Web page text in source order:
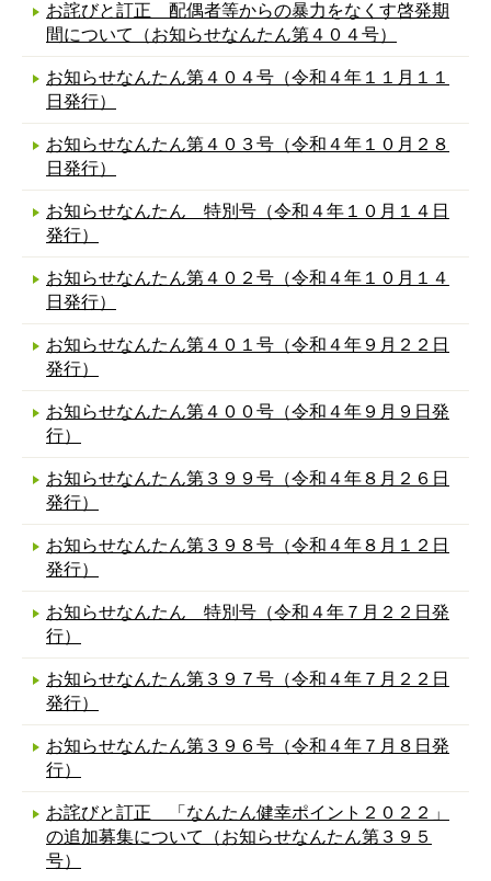
お詫びと訂正 配偶者等からの暴力をなくす啓発期
間について（お知らせなんたん第４０４号）
お知らせなんたん第４０４号（令和４年１１月１１
日発行）
お知らせなんたん第４０３号（令和４年１０月２８
日発行）
お知らせなんたん 特別号（令和４年１０月１４日
発行）
お知らせなんたん第４０２号（令和４年１０月１４
日発行）
お知らせなんたん第４０１号（令和４年９月２２日
発行）
お知らせなんたん第４００号（令和４年９月９日発
行）
お知らせなんたん第３９９号（令和４年８月２６日
発行）
お知らせなんたん第３９８号（令和４年８月１２日
発行）
お知らせなんたん 特別号（令和４年７月２２日発
行）
お知らせなんたん第３９７号（令和４年７月２２日
発行）
お知らせなんたん第３９６号（令和４年７月８日発
行）
お詫びと訂正 「なんたん健幸ポイント２０２２」
の追加募集について（お知らせなんたん第３９５
号）